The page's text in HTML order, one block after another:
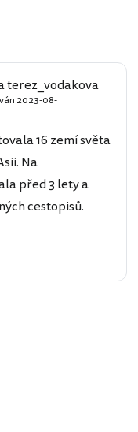
terez_vodakova
2023-08-
16 zemí světa
Na
před 3 lety a
cestopisů.